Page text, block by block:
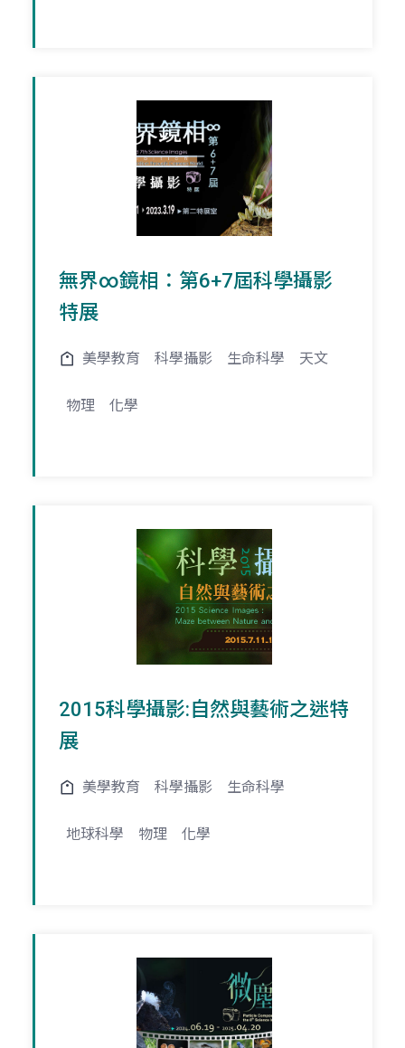
無界∞鏡相：第6+7屆科學攝影
特展
美學教育 科學攝影 生命科學 天文
物理 化學
2015科學攝影:自然與藝術之迷特
展
美學教育 科學攝影 生命科學
地球科學 物理 化學